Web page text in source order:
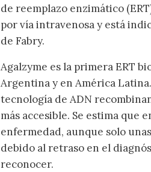
de reemplazo enzimático
por vía intravenosa y está
de Fabry.
Agalzyme es la primera ERT
Argentina y en América
tecnología de ADN
más accesible. Se estima que
enfermedad, aunque solo
debido al retraso en el
reconocer.